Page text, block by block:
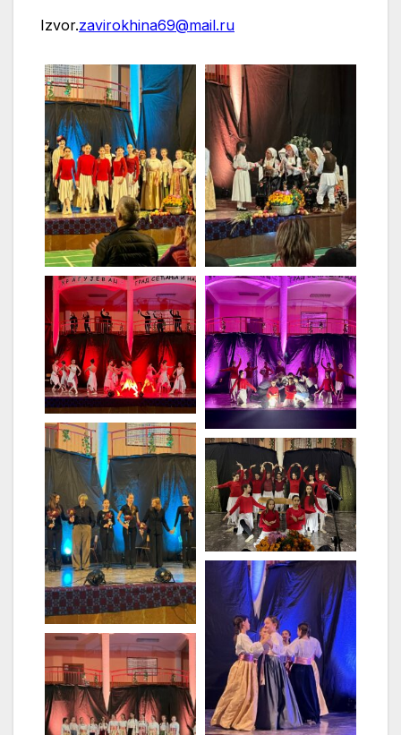
Izvor.zavirokhina69@mail.ru